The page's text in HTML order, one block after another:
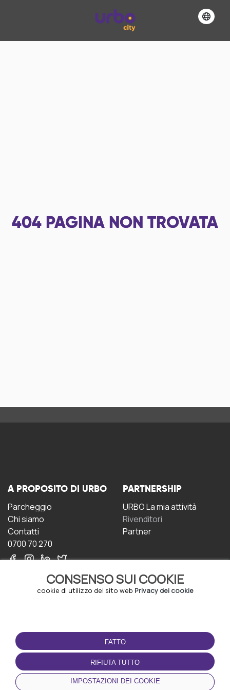
404 PAGINA NON TROVATA
CONSENSO SUI COOKIE
cookie di utilizzo del sito web Privacy dei cookie
FATTO
RIFIUTA TUTTO
IMPOSTAZIONI DEI COOKIE
A PROPOSITO DI URBO
Parcheggio
Chi siamo
Contatti
0700 70 270
PARTNERSHIP
URBO La mia attività
Rivenditori
Partner
CONDIZIONI D'USO
Termini e Condizioni
Politica sulla riservatezza
Gestione dei Cookie
SCARICA L'APP